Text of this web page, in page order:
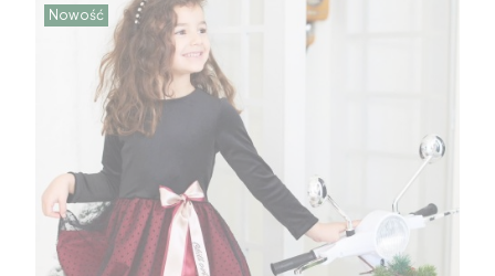
Nowość